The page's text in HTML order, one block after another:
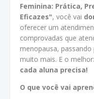
Feminina: Prática,
Eficazes", você vai
oferecer um
comprovadas que
menopausa,
muito mais. E o melhor:
cada aluna precisa!
O que você vai